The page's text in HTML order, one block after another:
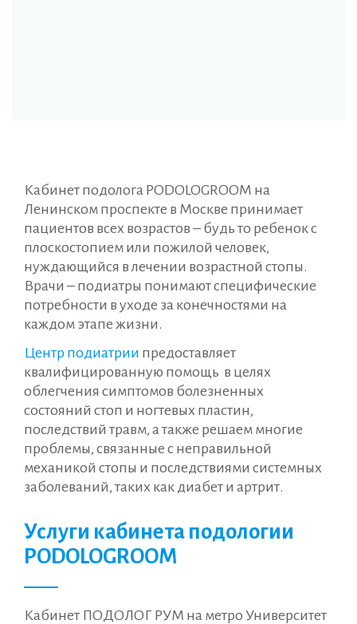
Кабинет подолога PODOLOGROOM на
Ленинском проспекте в Москве принимает
пациентов всех возрастов – будь то ребенок с
плоскостопием или пожилой человек,
нуждающийся в лечении возрастной стопы.
Врачи – подиатры понимают специфические
потребности в уходе за конечностями на
каждом этапе жизни.
Центр подиатрии предоставляет
квалифицированную помощь в целях
облегчения симптомов болезненных
состояний стоп и ногтевых пластин,
последствий травм, а также решаем многие
проблемы, связанные с неправильной
механикой стопы и последствиями системных
заболеваний, таких как диабет и артрит.
Услуги кабинета подологии
PODOLOGROOM
Кабинет ПОДОЛОГ РУМ на метро Университет